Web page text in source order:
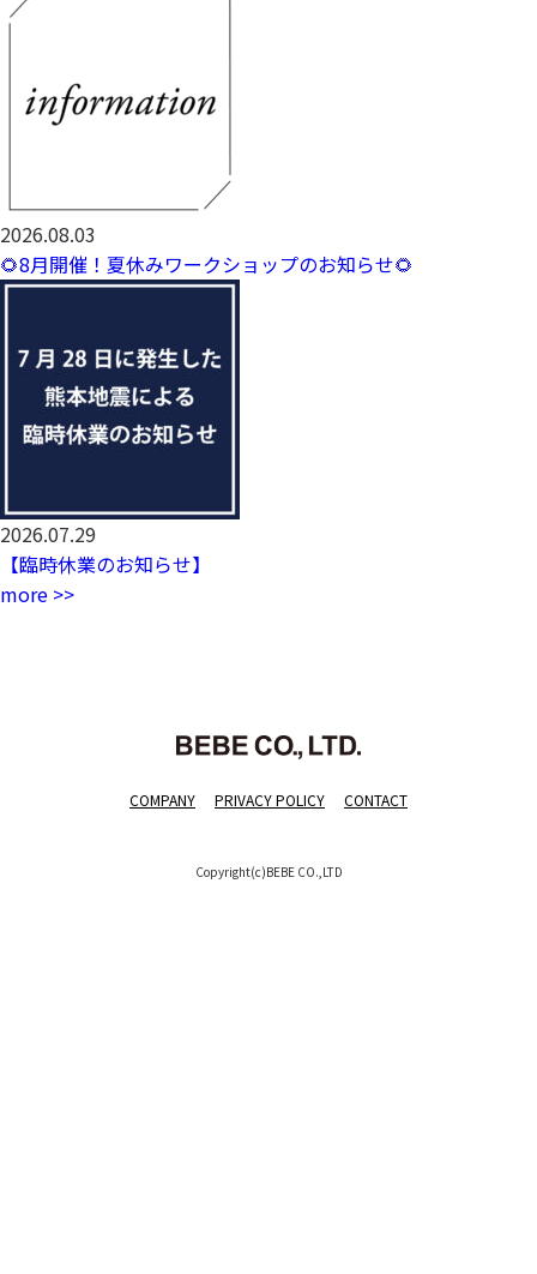
2026.08.03
🌻8月開催！夏休みワークショップのお知らせ🌻
2026.07.29
【臨時休業のお知らせ】
more >>
COMPANY PRIVACY POLICY CONTACT
Copyright(c)BEBE CO.,LTD